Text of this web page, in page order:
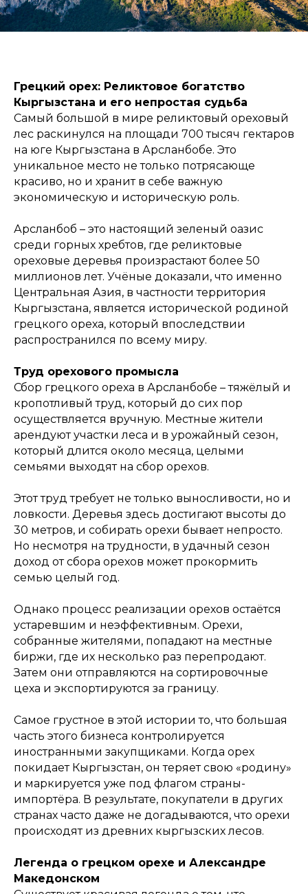
Грецкий орех: Реликтовое богатство
Кыргызстана и его непростая судьба
Самый большой в мире реликтовый ореховый
лес раскинулся на площади 700 тысяч гектаров
на юге Кыргызстана в Арсланбобе. Это
уникальное место не только потрясающе
красиво, но и хранит в себе важную
экономическую и историческую роль.
Арсланбоб – это настоящий зеленый оазис
среди горных хребтов, где реликтовые
ореховые деревья произрастают более 50
миллионов лет. Учёные доказали, что именно
Центральная Азия, в частности территория
Кыргызстана, является исторической родиной
грецкого ореха, который впоследствии
распространился по всему миру.
Труд орехового промысла
Сбор грецкого ореха в Арсланбобе – тяжёлый и
кропотливый труд, который до сих пор
осуществляется вручную. Местные жители
арендуют участки леса и в урожайный сезон,
который длится около месяца, целыми
семьями выходят на сбор орехов.
Этот труд требует не только выносливости, но и
ловкости. Деревья здесь достигают высоты до
30 метров, и собирать орехи бывает непросто.
Но несмотря на трудности, в удачный сезон
доход от сбора орехов может прокормить
семью целый год.
Однако процесс реализации орехов остаётся
устаревшим и неэффективным. Орехи,
собранные жителями, попадают на местные
биржи, где их несколько раз перепродают.
Затем они отправляются на сортировочные
цеха и экспортируются за границу.
Самое грустное в этой истории то, что большая
часть этого бизнеса контролируется
иностранными закупщиками. Когда орех
покидает Кыргызстан, он теряет свою «родину»
и маркируется уже под флагом страны-
импортёра. В результате, покупатели в других
странах часто даже не догадываются, что орехи
происходят из древних кыргызских лесов.
Легенда о грецком орехе и Александре
Македонском